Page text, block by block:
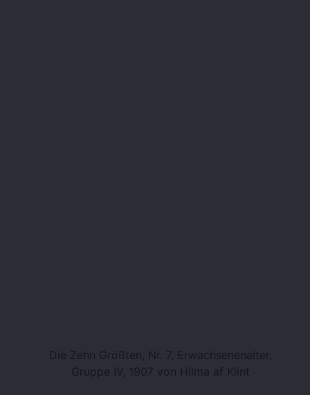
Die Zehn Größten, Nr. 7, Erwachsenenalter,
Gruppe IV, 1907 von Hilma af Klint